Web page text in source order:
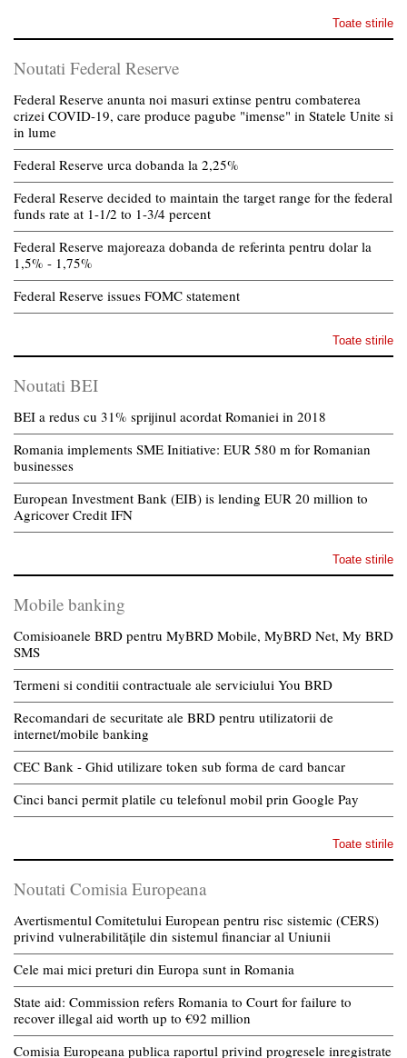
Toate stirile
Noutati Federal Reserve
Federal Reserve anunta noi masuri extinse pentru combaterea
crizei COVID-19, care produce pagube "imense" in Statele Unite si
in lume
Federal Reserve urca dobanda la 2,25%
Federal Reserve decided to maintain the target range for the federal
funds rate at 1-1/2 to 1-3/4 percent
Federal Reserve majoreaza dobanda de referinta pentru dolar la
1,5% - 1,75%
Federal Reserve issues FOMC statement
Toate stirile
Noutati BEI
BEI a redus cu 31% sprijinul acordat Romaniei in 2018
Romania implements SME Initiative: EUR 580 m for Romanian
businesses
European Investment Bank (EIB) is lending EUR 20 million to
Agricover Credit IFN
Toate stirile
Mobile banking
Comisioanele BRD pentru MyBRD Mobile, MyBRD Net, My BRD
SMS
Termeni si conditii contractuale ale serviciului You BRD
Recomandari de securitate ale BRD pentru utilizatorii de
internet/mobile banking
CEC Bank - Ghid utilizare token sub forma de card bancar
Cinci banci permit platile cu telefonul mobil prin Google Pay
Toate stirile
Noutati Comisia Europeana
Avertismentul Comitetului European pentru risc sistemic (CERS)
privind vulnerabilitățile din sistemul financiar al Uniunii
Cele mai mici preturi din Europa sunt in Romania
State aid: Commission refers Romania to Court for failure to
recover illegal aid worth up to €92 million
Comisia Europeana publica raportul privind progresele inregistrate